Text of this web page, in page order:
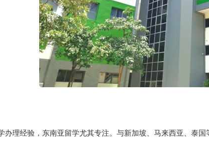
办理经验，东南亚留学尤其专注。与新加坡、马来西亚、泰